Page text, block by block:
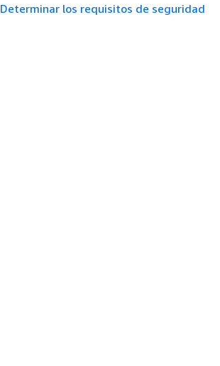
Determinar los requisitos de seguridad